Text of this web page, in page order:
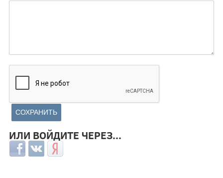
ИЛИ ВОЙДИТЕ ЧЕРЕЗ...
Login with Facebook
Login with ВКонтакте
Login with Яндекс